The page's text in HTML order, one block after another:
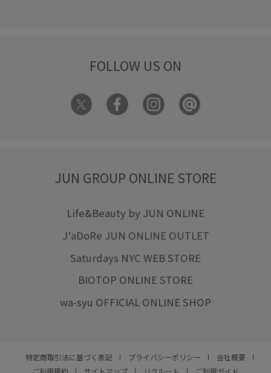
FOLLOW US ON
JUN GROUP ONLINE STORE
Life&Beauty by JUN ONLINE
J'aDoRe JUN ONLINE OUTLET
Saturdays NYC WEB STORE
BIOTOP ONLINE STORE
wa-syu OFFICIAL ONLINE SHOP
特定商取引法に基づく表記 プライバシーポリシー
会社概要
ご利用規約
サイトマップ リクルート ご利用ガイド